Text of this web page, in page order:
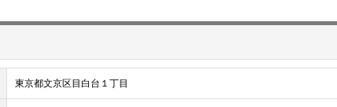
東京都文京区目白台１丁目